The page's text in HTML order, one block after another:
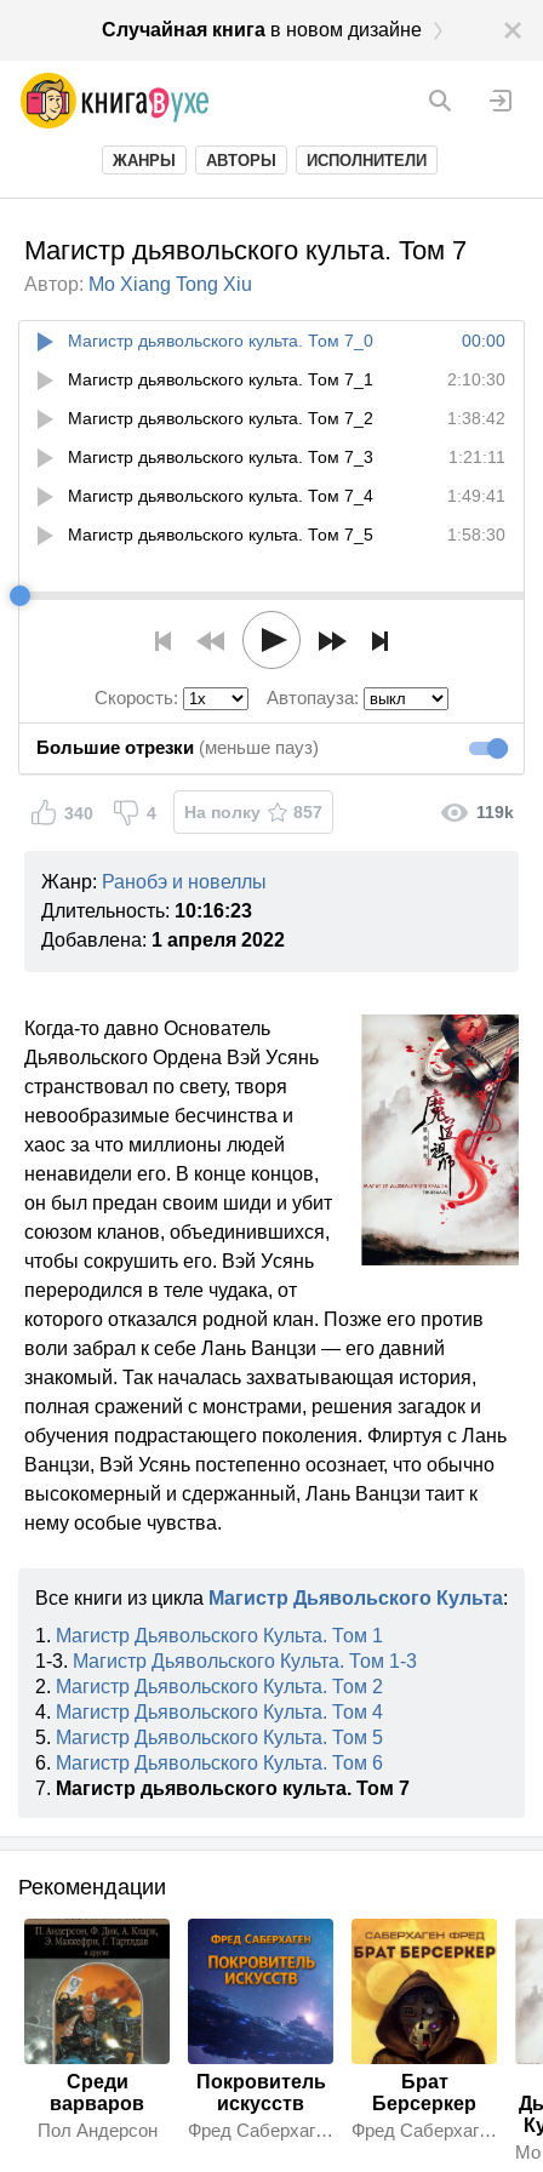
Случайная книгав новом дизайне
ЖАНРЫ АВТОРЫ ИСПОЛНИТЕЛИ
Магистр дьявольского культа. Том 7
Автор: Mo Xiang Tong Xiu
00:00
Магистр дьявольского культа. Том 7_0
2:10:30
Магистр дьявольского культа. Том 7_1
1:38:42
Магистр дьявольского культа. Том 7_2
1:21:11
Магистр дьявольского культа. Том 7_3
1:49:41
Магистр дьявольского культа. Том 7_4
1:58:30
Магистр дьявольского культа. Том 7_5
Скорость: Автопауза:
Большие отрезки (меньше пауз)
340 4 На полку 857 119k
Жанр: Ранобэ и новеллы
Длительность: 10:16:23
Добавлена: 1 апреля 2022
Когда-то давно Основатель
Дьявольского Ордена Вэй Уcянь
странствовал по свету, творя
невообразимые бесчинства и
хаос за что миллионы людей
ненавидели его. В конце концов,
он был предан своим шиди и убит
союзом кланов, объединившихся,
чтобы сокрушить его. Вэй Уcянь
переродился в теле чудака, от
которого отказался родной клан. Позже его против
воли забрал к себе Лань Ванцзи — его давний
знакомый. Так началась захватывающая история,
полная сражений с монстрами, решения загадок и
обучения подрастающего поколения. Флиртуя с Лань
Ванцзи, Вэй Усянь постепенно осознает, что обычно
высокомерный и сдержанный, Лань Ванцзи таит к
нему особые чувства.
Все книги из цикла Магистр Дьявольского Культа:
1. Магистр Дьявольского Культа. Том 1
1-3. Магистр Дьявольского Культа. Том 1-3
2. Магистр Дьявольского Культа. Том 2
4. Магистр Дьявольского Культа. Том 4
5. Магистр Дьявольского Культа. Том 5
6. Магистр Дьявольского Культа. Том 6
7. Магистр дьявольского культа. Том 7
Рекомендации
Среди
варваров
Пол Андерсон
Покровитель
искусств
Фред Саберхаген
Брат
Берсеркер
Фред Саберхаген